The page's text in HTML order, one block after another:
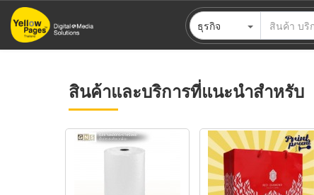
ข้าม
ไป
ธุรกิจ
สินค้าและบริการที่แนะนำสำหรับ